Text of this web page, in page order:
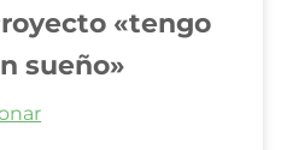
«tengo
sueño»